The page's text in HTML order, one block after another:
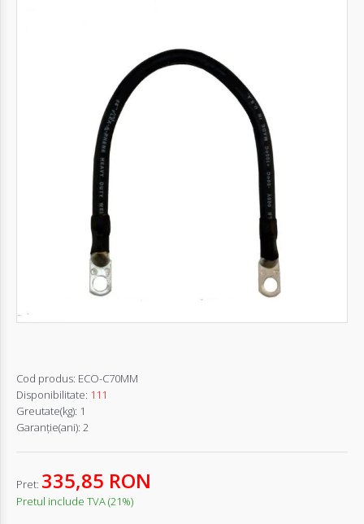
Înregistrează-
Cerere
Cod produs: ECO-C70MM
Disponibilitate: 111
Greutate(kg): 1
Garanţie(ani): 2
Pret: 335,85 RON
Pretul include TVA (21%)